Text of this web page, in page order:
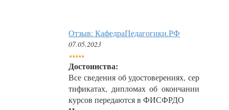
Отзыв: КафедраПедагогики.РФ
07.05.2023
Достоинства:
Все сведения об удостоверениях, сер
тификатах, дипломах об окончании
курсов передаются в ФИСФРДО